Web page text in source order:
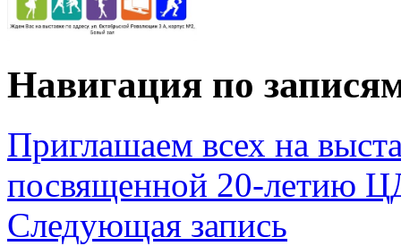
Навигация по
Приглашаем всех на
посвященной 20-летию
Следующая запись